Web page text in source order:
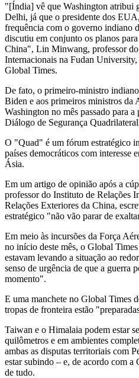
"[Índia] vê que Washington atribui
Delhi, já que o presidente dos
frequência com o governo indiano
discutiu em conjunto os planos
China", Lin Minwang, professor
Internacionais na Fudan
Global Times.
De fato, o primeiro-ministro
Biden e aos primeiros ministros da
Washington no mês passado para
Diálogo de Segurança
O "Quad" é um fórum estratégico
países democráticos com interesse
Ásia.
Em um artigo de opinião após a
professor do Instituto de Relações
Relações Exteriores da China,
estratégico "não vão parar de
Em meio às incursões da Força
no início deste mês, o Global
estavam levando a situação ao
senso de urgência de que a guerra
momento".
E uma manchete no Global Times
tropas de fronteira estão
Taiwan e o Himalaia podem estar
quilômetros e em ambientes
ambas as disputas territoriais com
estar subindo – e, de acordo com
de tudo.